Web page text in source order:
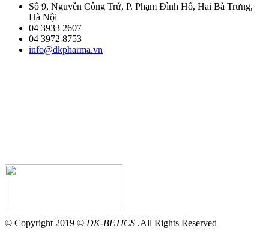
Số 9, Nguyễn Công Trứ, P. Phạm Đình Hổ, Hai Bà Trưng,
Hà Nội
04 3933 2607
04 3972 8753
info@dkpharma.vn
© Copyright 2019 © DK-BETICS .All Rights Reserved